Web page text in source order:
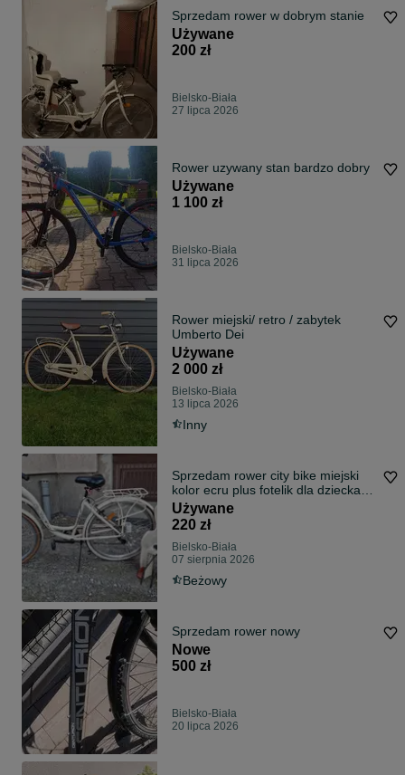
Sprzedam rower w dobrym stanie
Używane
200 zł
Bielsko-Biała
27 lipca 2026
Rower uzywany stan bardzo dobry
Używane
1 100 zł
Bielsko-Biała
31 lipca 2026
Rower miejski/ retro / zabytek
Umberto Dei
Używane
2 000 zł
Bielsko-Biała
13 lipca 2026
Inny
Sprzedam rower city bike miejski
kolor ecru plus fotelik dla dziecka
do 22 kg
Używane
220 zł
Bielsko-Biała
07 sierpnia 2026
Beżowy
Sprzedam rower nowy
Nowe
500 zł
Bielsko-Biała
20 lipca 2026